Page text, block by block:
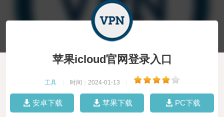
苹果icloud官网登录入口
工具 时间：2024-01-13
安卓下载 苹果下载 PC下载